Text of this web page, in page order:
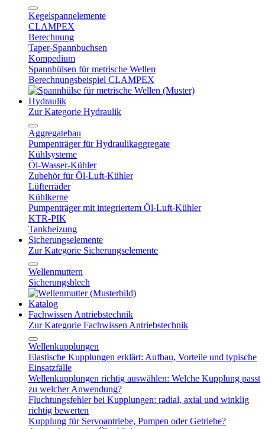
Kegelspannelemente
CLAMPEX
Berechnung
Taper-Spannbuchsen
Kompedium
Spannhülsen für metrische Wellen
Berechnungsbeispiel CLAMPEX
Hydraulik
Zur Kategorie Hydraulik
Aggregatebau
Pumpenträger für Hydraulikaggregate
Kühlsysteme
Öl-Wasser-Kühler
Zubehör für Öl-Luft-Kühler
Lüfterräder
Kühlkerne
Pumpenträger mit integriertem Öl-Luft-Kühler
KTR-PIK
Tankheizung
Sicherungselemente
Zur Kategorie Sicherungselemente
Wellenmuttern
Sicherungsblech
Katalog
Fachwissen Antriebstechnik
Zur Kategorie Fachwissen Antriebstechnik
Wellenkupplungen
Elastische Kupplungen erklärt: Aufbau, Vorteile und typische
Einsatzfälle
Wellenkupplungen richtig auswählen: Welche Kupplung passt
zu welcher Anwendung?
Fluchtungsfehler bei Kupplungen: radial, axial und winklig
richtig bewerten
Kupplung für Servoantriebe, Pumpen oder Getriebe?